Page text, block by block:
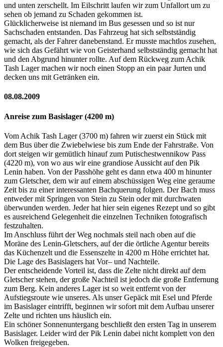
und unten zerschellt. Im Eilschritt laufen wir zum Unfallort um zu
sehen ob jemand zu Schaden gekommen ist.
Glücklicherweise ist niemand im Bus gesessen und so ist nur
Sachschaden entstanden. Das Fahrzeug hat sich selbstständig
gemacht, als der Fahrer danebenstand. Er musste machtlos zusehen,
wie sich das Gefährt wie von Geisterhand selbstständig gemacht hat
und den Abgrund hinunter rollte. Auf dem Rückweg zum Achik
Tash Lager machen wir noch einen Stopp an ein paar Jurten und
decken uns mit Getränken ein.
08.08.2009
Anreise zum Basislager (4200 m)
Vom Achik Tash Lager (3700 m) fahren wir zuerst ein Stück mit
dem Bus über die Zwiebelwiese bis zum Ende der Fahrstraße. Von
dort steigen wir gemütlich hinauf zum Putischestwennikow Pass
(4220 m), von wo aus wir eine grandiose Aussicht auf den Pik
Lenin haben. Von der Passhöhe geht es dann etwa 400 m hinunter
zum Gletscher, dem wir auf einem abschüssigen Weg eine geraume
Zeit bis zu einer interessanten Bachquerung folgen. Der Bach muss
entweder mit Springen von Stein zu Stein oder mit durchwaten
überwunden werden. Jeder hat hier sein eigenes Rezept und so gibt
es ausreichend Gelegenheit die einzelnen Techniken fotografisch
festzuhalten.
Im Anschluss führt der Weg nochmals steil nach oben auf die
Moräne des Lenin-Gletschers, auf der die örtliche Agentur bereits
das Küchenzelt und die Essenszelte in 4200 m Höhe errichtet hat.
Die Lage des Basislagers hat Vor– und Nachteile.
Der entscheidende Vorteil ist, dass die Zelte nicht direkt auf dem
Gletscher stehen, der große Nachteil ist jedoch die große Entfernung
zum Berg. Kein anderes Lager ist so weit entfernt von der
Aufstiegsroute wie unseres. Als unser Gepäck mit Esel und Pferde
im Basislager eintrifft, beginnen wir sofort mit dem Aufbau unserer
Zelte und richten uns häuslich ein.
Ein schöner Sonnenuntergang beschließt den ersten Tag in unserem
Basislager. Leider wird der Pik Lenin dabei nicht komplett von den
Wolken freigegeben.